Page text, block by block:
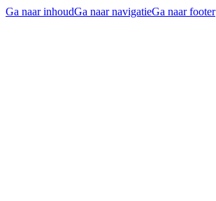
Ga naar inhoudGa naar navigatieGa naar footer